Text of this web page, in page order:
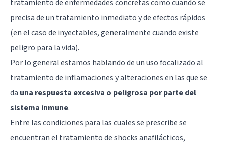
tratamiento de enfermedades concretas como cuando se
precisa de un tratamiento inmediato y de efectos rápidos
(en el caso de inyectables, generalmente cuando existe
peligro para la vida).
Por lo general estamos hablando de un uso focalizado al
tratamiento de inflamaciones y alteraciones en las que se
da una respuesta excesiva o peligrosa por parte del
sistema inmune.
Entre las condiciones para las cuales se prescribe se
encuentran el tratamiento de shocks anafilácticos,